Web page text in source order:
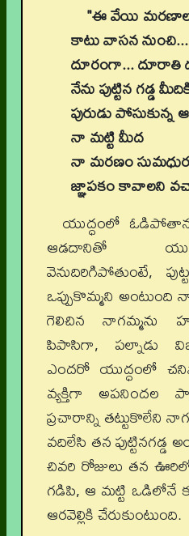
"ఈ వేయి
కాటు వాసన నుంచి...
దూరంగా... దూరాతి
నేను పుట్టిన గడ్డ
పురుడు పోసుకున్న
నా మట్టి మీద
నా మరణం సుమధుర
జ్ఞాపకం కావాలని
యుద్ధంలో
ఆడదానితో
వెనుదిరిగిపోతుంటే,
ఒప్పుకొమ్మని
గెలిచిన నాగమ్మను
పిపాసిగా, పల్నాడు
ఎందరో యుద్ధంలో
వ్యక్తిగా అపనిందల
ప్రచారాన్ని తట్టుకొలేని
వదిలేసి తన పుట్టినగడ్డ
చివరి రోజులు తన
గడిపి, ఆ మట్టి
ఆరవెల్లికి చేరుకుంటుంది.